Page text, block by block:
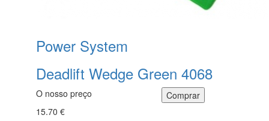
Power System
Deadlift Wedge Green 4068
O nosso preço
15.70 €